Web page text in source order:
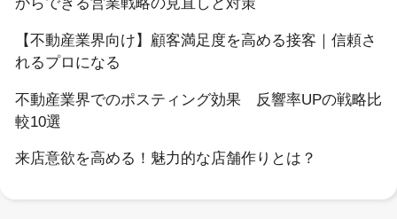
【不動産業界向け】顧客満足度を高める接客｜信頼さ
れるプロになる
不動産業界でのポスティング効果 反響率UPの戦略比
較10選
来店意欲を高める！魅力的な店舗作りとは？